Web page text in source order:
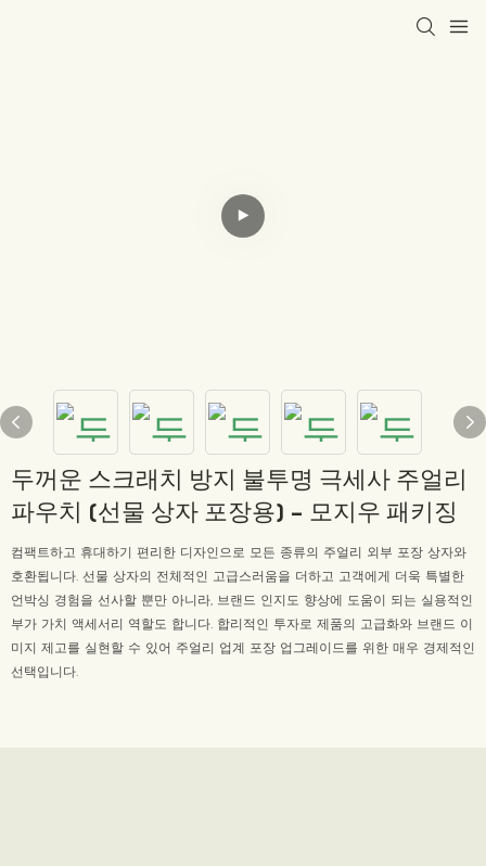
두꺼운 스크래치 방지 불투명 극세사 주얼리
파우치 (선물 상자 포장용) - 모지우 패키징
컴팩트하고 휴대하기 편리한 디자인으로 모든 종류의 주얼리 외부 포장 상자와
호환됩니다. 선물 상자의 전체적인 고급스러움을 더하고 고객에게 더욱 특별한
언박싱 경험을 선사할 뿐만 아니라, 브랜드 인지도 향상에 도움이 되는 실용적인
부가 가치 액세서리 역할도 합니다. 합리적인 투자로 제품의 고급화와 브랜드 이
미지 제고를 실현할 수 있어 주얼리 업계 포장 업그레이드를 위한 매우 경제적인
선택입니다.